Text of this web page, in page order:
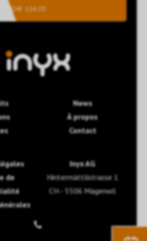
CHF 114.20
News
À propos
Contact
de
Inyx AG
Hintermättlistrasse 1
CH - 5506 Mägenwil